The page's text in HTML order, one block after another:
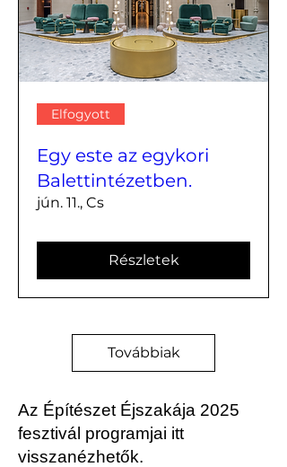
Elfogyott
Egy este az egykori
Balettintézetben.
jún. 11., Cs
Részletek
Továbbiak
Az Építészet Éjszakája 2025
fesztivál programjai itt
visszanézhetők.